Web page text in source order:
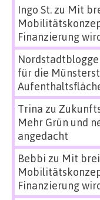
Ingo St.zu Mit
Finanzierung
für die
Trina zu
Mehr Grün und
angedacht
Bebbi zu Mit
Finanzierung